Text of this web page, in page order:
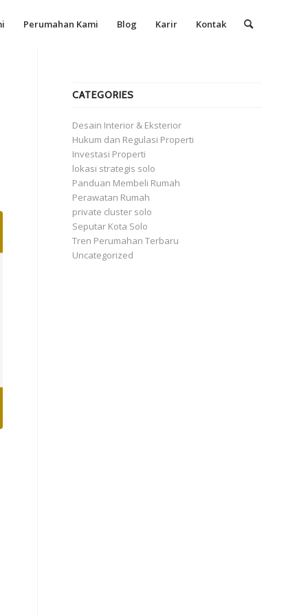
Perumahan Kami Blog Karir Kontak
CATEGORIES
Desain Interior & Eksterior
Hukum dan Regulasi Properti
Investasi Properti
lokasi strategis solo
Panduan Membeli Rumah
Perawatan Rumah
private cluster solo
Seputar Kota Solo
Tren Perumahan Terbaru
Uncategorized